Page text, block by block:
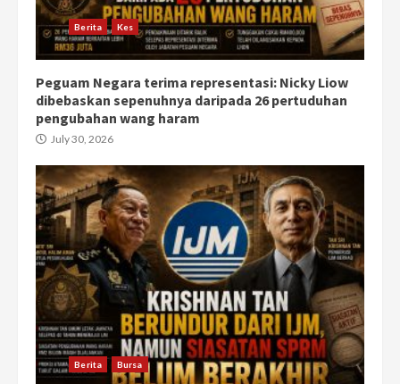
Berita Kes
Peguam Negara terima representasi: Nicky Liow
dibebaskan sepenuhnya daripada 26 pertuduhan
pengubahan wang haram
July 30, 2026
Berita Bursa